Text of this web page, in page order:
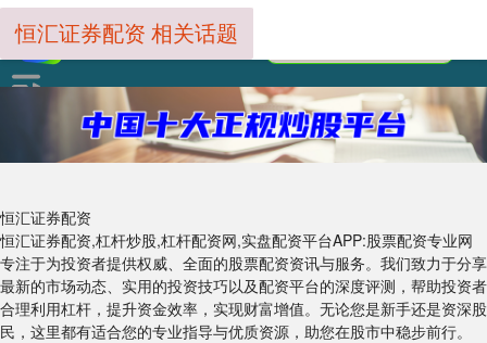
恒汇证券配资
恒汇证券配资,杠杆炒股,杠杆配资网,实盘配资平台APP:股票配资专业网
专注于为投资者提供权威、全面的股票配资资讯与服务。我们致力于分享
最新的市场动态、实用的投资技巧以及配资平台的深度评测，帮助投资者
合理利用杠杆，提升资金效率，实现财富增值。无论您是新手还是资深股
民，这里都有适合您的专业指导与优质资源，助您在股市中稳步前行。
恒汇证券配资 相关话题